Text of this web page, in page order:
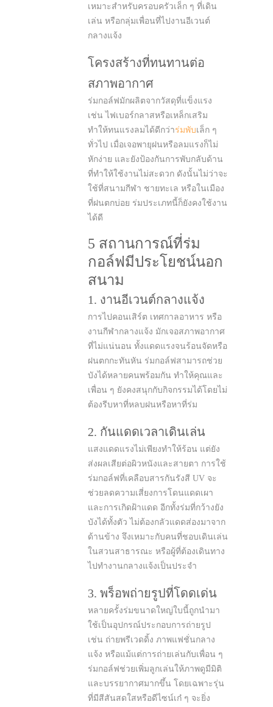
เหมาะสำหรับครอบครัวเล็ก ๆ ที่เดิน
เล่น หรือกลุ่มเพื่อนที่ไปงานอีเวนต์
กลางแจ้ง
โครงสร้างที่ทนทานต่อ
สภาพอากาศ
ร่มกอล์ฟมักผลิตจากวัสดุที่แข็งแรง
เช่น ไฟเบอร์กลาสหรือเหล็กเสริม
ทำให้ทนแรงลมได้ดีกว่าร่มพับเล็ก ๆ
ทั่วไป เมื่อเจอพายุฝนหรือลมแรงก็ไม่
หักง่าย และยังป้องกันการพับกลับด้าน
ที่ทำให้ใช้งานไม่สะดวก ดังนั้นไม่ว่าจะ
ใช้ที่สนามกีฬา ชายทะเล หรือในเมือง
ที่ฝนตกบ่อย ร่มประเภทนี้ก็ยังคงใช้งาน
ได้ดี
5 สถานการณ์ที่ร่ม
กอล์ฟมีประโยชน์นอก
สนาม
1. งานอีเวนต์กลางแจ้ง
การไปคอนเสิร์ต เทศกาลอาหาร หรือ
งานกีฬากลางแจ้ง มักเจอสภาพอากาศ
ที่ไม่แน่นอน ทั้งแดดแรงจนร้อนจัดหรือ
ฝนตกกะทันหัน ร่มกอล์ฟสามารถช่วย
บังได้หลายคนพร้อมกัน ทำให้คุณและ
เพื่อน ๆ ยังคงสนุกกับกิจกรรมได้โดยไม่
ต้องรีบหาที่หลบฝนหรือหาที่ร่ม
2. กันแดดเวลาเดินเล่น
แสงแดดแรงไม่เพียงทำให้ร้อน แต่ยัง
ส่งผลเสียต่อผิวหนังและสายตา การใช้
ร่มกอล์ฟที่เคลือบสารกันรังสี UV จะ
ช่วยลดความเสี่ยงการโดนแดดเผา
และการเกิดฝ้าแดด อีกทั้งร่มที่กว้างยัง
บังได้ทั้งตัว ไม่ต้องกลัวแดดส่องมาจาก
ด้านข้าง จึงเหมาะกับคนที่ชอบเดินเล่น
ในสวนสาธารณะ หรือผู้ที่ต้องเดินทาง
ไปทำงานกลางแจ้งเป็นประจำ
3. พร็อพถ่ายรูปที่โดดเด่น
หลายครั้งร่มขนาดใหญ่ใบนี้ถูกนำมา
ใช้เป็นอุปกรณ์ประกอบการถ่ายรูป
เช่น ถ่ายพรีเวดดิ้ง ภาพแฟชั่นกลาง
แจ้ง หรือแม้แต่การถ่ายเล่นกับเพื่อน ๆ
ร่มกอล์ฟช่วยเพิ่มลูกเล่นให้ภาพดูมีมิติ
และบรรยากาศมากขึ้น โดยเฉพาะรุ่น
ที่มีสีสันสดใสหรือดีไซน์เก๋ ๆ จะยิ่ง